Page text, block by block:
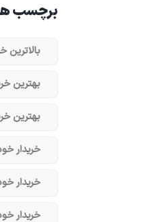
برچسب
بالاترین
بهترین
بهترین
خریدار
خریدار
خریدار